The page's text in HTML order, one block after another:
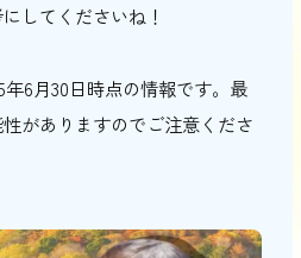
してくださいね！
6月30日時点の情報です。最
がありますのでご注意くださ